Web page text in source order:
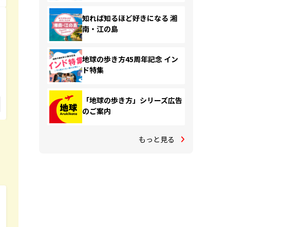
知れば知るほど好きになる 湘
南・江の島
地球の歩き方45周年記念 イン
ド特集
「地球の歩き方」シリーズ広告
のご案内
もっと見る